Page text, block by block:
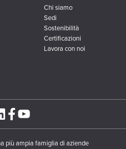
Chi siamo
Sedi
Sostenibilità
Certificazioni
Lavora con noi
più ampia famiglia di aziende